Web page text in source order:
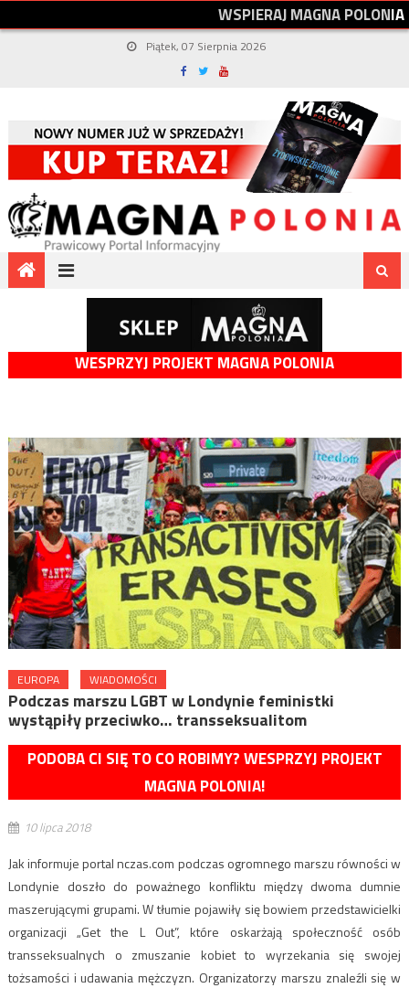
WSPIERAJMAGNAPOLONIA
Piątek, 07 Sierpnia 2026
WESPRZYJ PROJEKT MAGNA POLONIA
EUROPA WIADOMOŚCI
Podczas marszu LGBT w Londynie feministki
wystąpiły przeciwko… transseksualitom
PODOBA CI SIĘ TO CO ROBIMY? WESPRZYJ PROJEKT
MAGNA POLONIA!
10 lipca 2018
Jak informuje portal nczas.com podczas ogromnego marszu równości w
Londynie doszło do poważnego konfliktu między dwoma dumnie
maszerującymi grupami. W tłumie pojawiły się bowiem przedstawicielki
organizacji „Get the L Out”, które oskarżają społeczność osób
transseksualnych o zmuszanie kobiet to wyrzekania się swojej
tożsamości i udawania mężczyzn. Organizatorzy marszu znaleźli się w